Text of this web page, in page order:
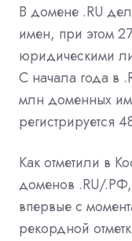
В домене .RU
имен, при этом
юридическими
С начала года в
млн доменных
регистрируется
Как отметили в
доменов .RU/
впервые с
рекордной